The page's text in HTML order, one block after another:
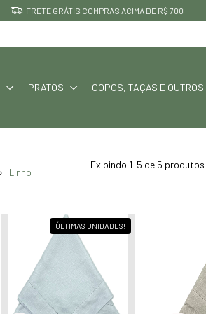
FRETE GRÁTIS COMPRAS ACIMA DE R$ 700
PRATOS COPOS, TAÇAS E OUTROS
Linho
Exibindo 1-5 de 5 produtos
ÚLTIMAS UNIDADES!